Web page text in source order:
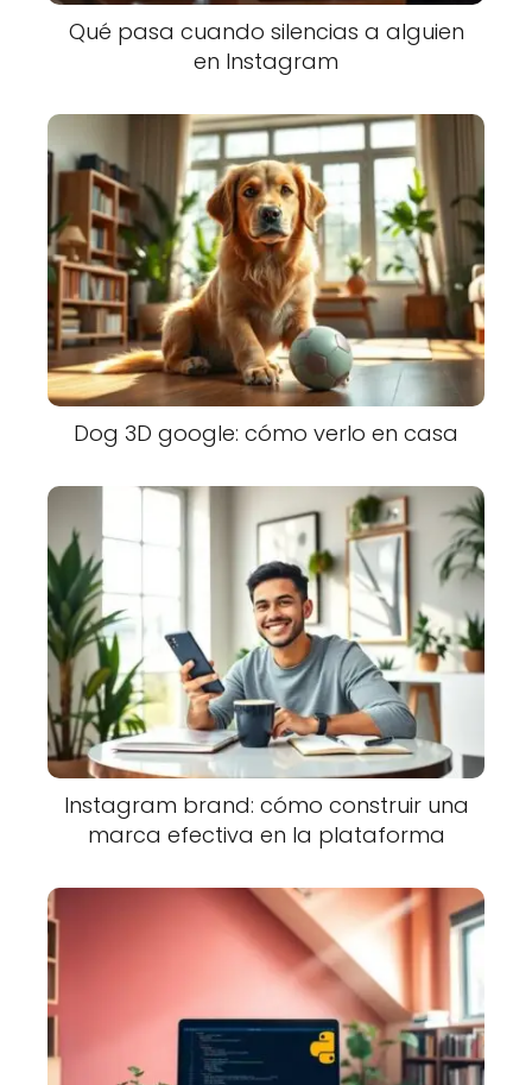
Qué pasa cuando silencias a alguien
en Instagram
Dog 3D google: cómo verlo en casa
Instagram brand: cómo construir una
marca efectiva en la plataforma